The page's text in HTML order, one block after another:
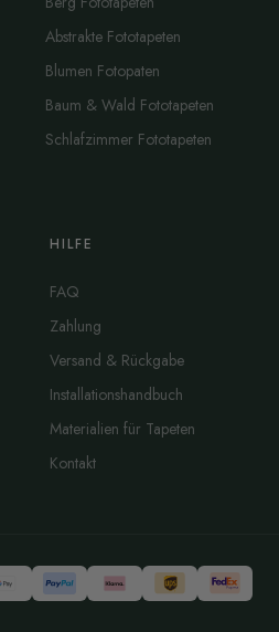
Abstrakte Fototapeten
Blumen Fotopaten
Baum & Wald Fototapeten
Schlafzimmer Fototapeten
HILFE
FAQ
Zahlung
Versand & Rückgabe
Installationshandbuch
Materialien für Tapeten
Kontakt